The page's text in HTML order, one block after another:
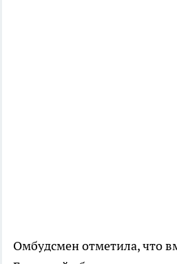
Омбудсмен отметила, что